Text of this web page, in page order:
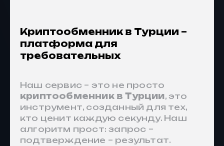
Криптообменник в Турции –
платформа для
требовательных
Наш сервис – это не просто
криптообменник в Турции, это
инструмент, созданный для тех,
кто ценит каждую секунду. Наш
алгоритм прост: запрос –
подтверждение – результат.